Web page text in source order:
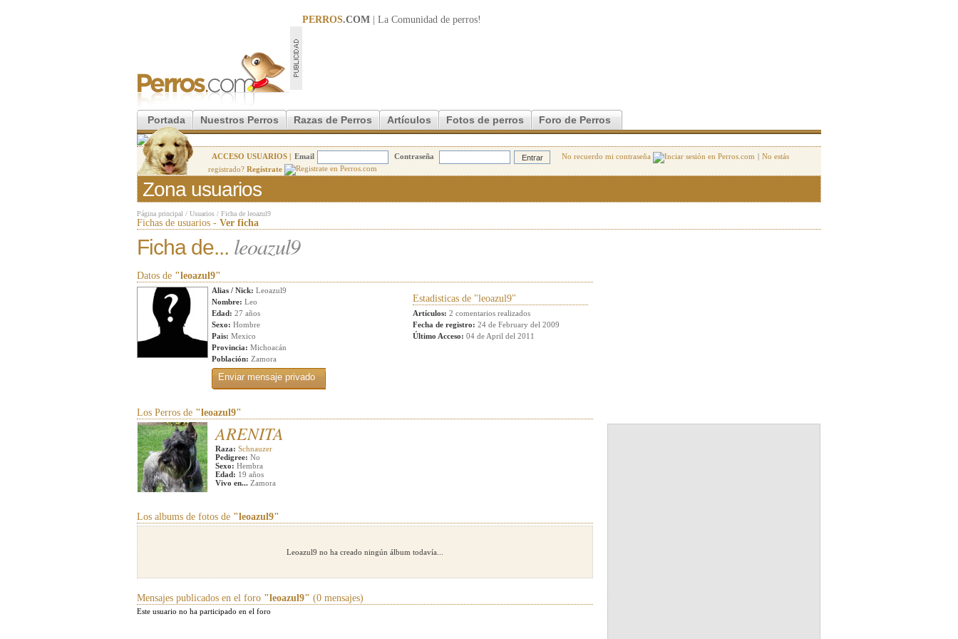
PERROS.COM | La Comunidad de perros!
Portada Nuestros Perros Razas de Perros Artículos Fotos de perros Foro de Perros
ACCESO USUARIOS | Email Contraseña No recuerdo mi contraseña | No estás
registrado? Regístrate
Zona usuarios
Página principal / Usuarios / Ficha de leoazul9
Fichas de usuarios - Ver ficha
Ficha de... leoazul9
Datos de "leoazul9"
Alias / Nick: Leoazul9
Nombre: Leo
Edad: 27 años
Sexo: Hombre
Pais: Mexico
Provincia: Michoacán
Población: Zamora
Estadisticas de "leoazul9"
Artículos: 2 comentarios realizados
Fecha de registro: 24 de February del 2009
Último Acceso: 04 de April del 2011
Los Perros de "leoazul9"
ARENITA
Raza: Schnauzer
Pedigree: No
Sexo: Hembra
Edad: 19 años
Vivo en... Zamora
Los albums de fotos de "leoazul9"
Leoazul9 no ha creado ningún álbum todavía...
Mensajes publicados en el foro "leoazul9" (0 mensajes)
Este usuario no ha participado en el foro